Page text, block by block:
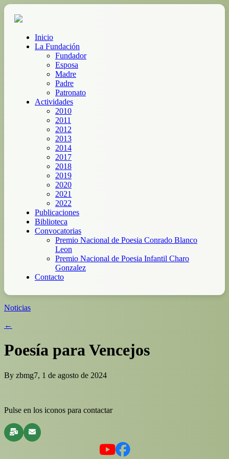
Inicio
La Fundación
Fundador
Esposa
Madre
Padre
Patronato
Actividades
2010
2011
2012
2013
2014
2017
2018
2019
2020
2021
2022
Publicaciones
Biblioteca
Convocatorias
Premio Nacional de Poesia Conrado Blanco
Leon
Premio Nacional de Poesia Infantil Charo
Gonzalez
Contacto
Noticias
←
Poesía para Vencejos
By zbmg7, 1 de agosto de 2024
Pulse en los iconos para contactar